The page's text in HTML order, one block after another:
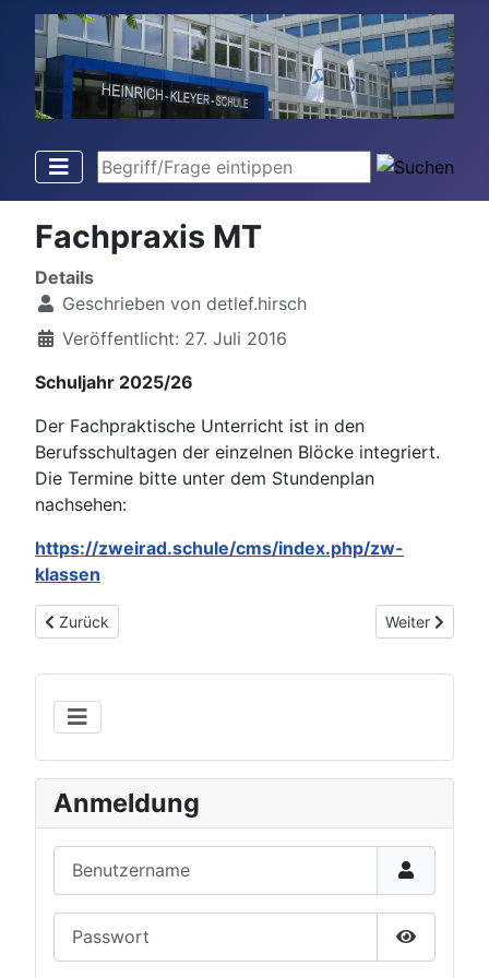
Begriff/Frage eintippen
Anmeldung
Show
Fachpraxis MT
Details
Geschrieben von detlef.hirsch
Veröffentlicht: 27. Juli 2016
Schuljahr 2025/26
Der Fachpraktische Unterricht ist in den
Berufsschultagen der einzelnen Blöcke integriert.
Die Termine bitte unter dem Stundenplan
nachsehen:
https://zweirad.schule/cms/index.php/zw-
klassen
Vorheriger Beitrag: FB Zweirad mit neuer Homepage 2016/17
Zurück Nächster
Weiter